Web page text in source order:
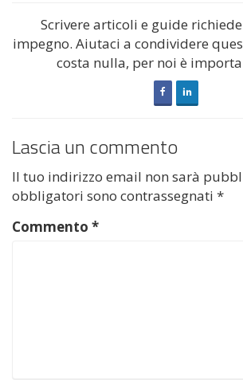
Scrivere articoli e guide
impegno. Aiutaci a condividere
costa nulla, per noi è
Lascia un commento
Il tuo indirizzo email non sarà
obbligatori sono contrassegnati *
Commento *